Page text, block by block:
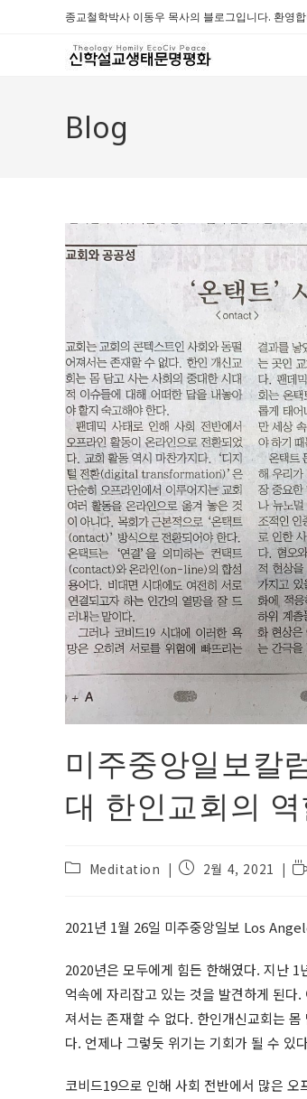
종교철학박사 이동우 목사의 블로그입니다. 환영
Blog
미주중앙일보칼
대 한인교회의
PostMeditation
Post2월 4, 2021
2021년 1월 26일 미주중앙일보 Los
2020년은 모두에게 힘든 한해였다. 지난
억속에 자리잡고 있는 것을 발견하게 된다
져서는 존재할 수 없다. 한인개신교회는
다. 언제나 그렇듯 위기는 기회가 될 수 있
코비드19으로 인해 사회 전반에서 많은